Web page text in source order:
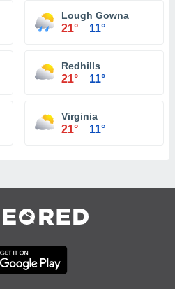
Lough Gowna
21° 11°
Redhills
21° 11°
Virginia
21° 11°